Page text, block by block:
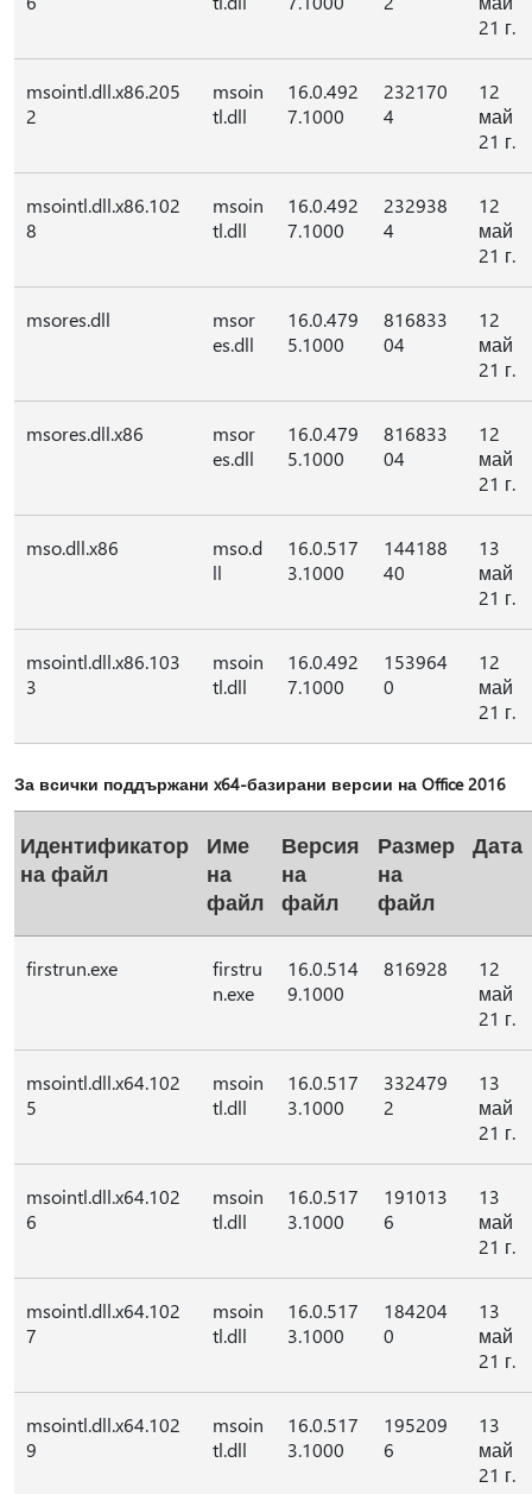
21 г.
msointl.dll.x86.205
2
msoin
tl.dll
16.0.492
7.1000
232170
4
12
май
21 г.
msointl.dll.x86.102
8
msoin
tl.dll
16.0.492
7.1000
232938
4
12
май
21 г.
msores.dll
msor
es.dll
16.0.479
5.1000
816833
04
12
май
21 г.
msores.dll.x86
msor
es.dll
16.0.479
5.1000
816833
04
12
май
21 г.
mso.dll.x86
mso.d
ll
16.0.517
3.1000
144188
40
13
май
21 г.
msointl.dll.x86.103
3
msoin
tl.dll
16.0.492
7.1000
153964
0
12
май
21 г.
За всички поддържани x64-базирани версии на Office 2016
Идентификатор
на файл
Име
на
файл
Версия
на
файл
Размер
на
файл
Дата
firstrun.exe
firstru
n.exe
16.0.514
9.1000
816928
12
май
21 г.
msointl.dll.x64.102
5
msoin
tl.dll
16.0.517
3.1000
332479
2
13
май
21 г.
msointl.dll.x64.102
6
msoin
tl.dll
16.0.517
3.1000
191013
6
13
май
21 г.
msointl.dll.x64.102
7
msoin
tl.dll
16.0.517
3.1000
184204
0
13
май
21 г.
msointl.dll.x64.102
9
msoin
tl.dll
16.0.517
3.1000
195209
6
13
май
21 г.